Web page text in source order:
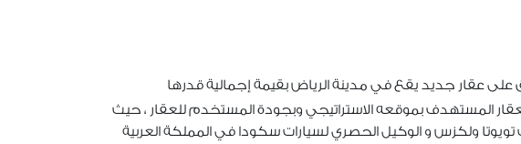
عقار جديد يقع في مدينة الرياض بقيمة إجمالية قدرها
المستهدف بموقعه الاستراتيجي وبجودة المستخدم للعقار ، حيث
ولكزس و الوكيل الحصري لسيارات سكودا في المملكة العربية